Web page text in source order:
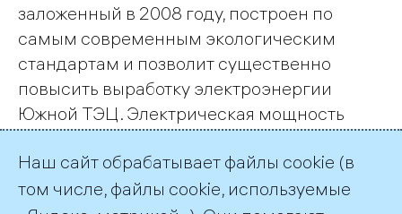
заложенный в 2008 году, построен по
самым современным экологическим
стандартам и позволит существенно
повысить выработку электроэнергии
Южной ТЭЦ. Электрическая мощность
нового парогазового энергоблока 450 МВт,
тепловая - 341 Гкал/час.
Наш сайт обрабатывает файлы cookie (в
том числе, файлы cookie, используемые